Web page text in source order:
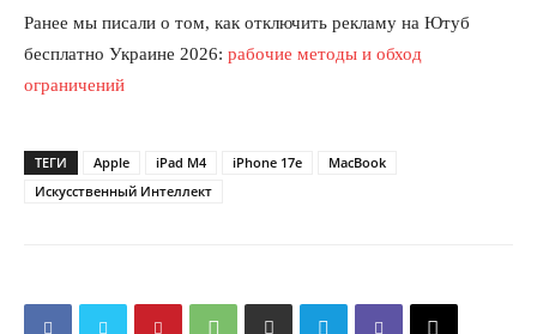
Ранее мы писали о том, как отключить рекламу на Ютуб
бесплатно Украине 2026: рабочие методы и обход
ограничений
ТЕГИ Apple iPad M4 iPhone 17e
MacBook
Искусственный Интеллект